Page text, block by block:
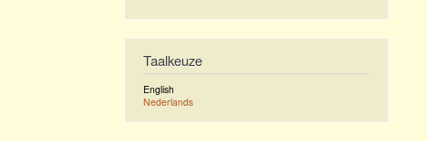
Taalkeuze
English
Nederlands